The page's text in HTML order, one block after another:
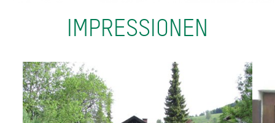
IMPRESSIONEN